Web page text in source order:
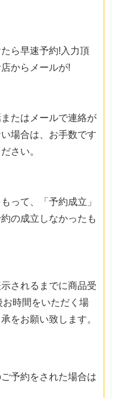
ら早速予約!入力頂
からメールが!
たはメールで連絡が
場合は、お手数です
さい。
って、「予約成立」
の成立しなかったも
されるまでに商品受
時間をいただく場
をお願い致します。
予約をされた場合は